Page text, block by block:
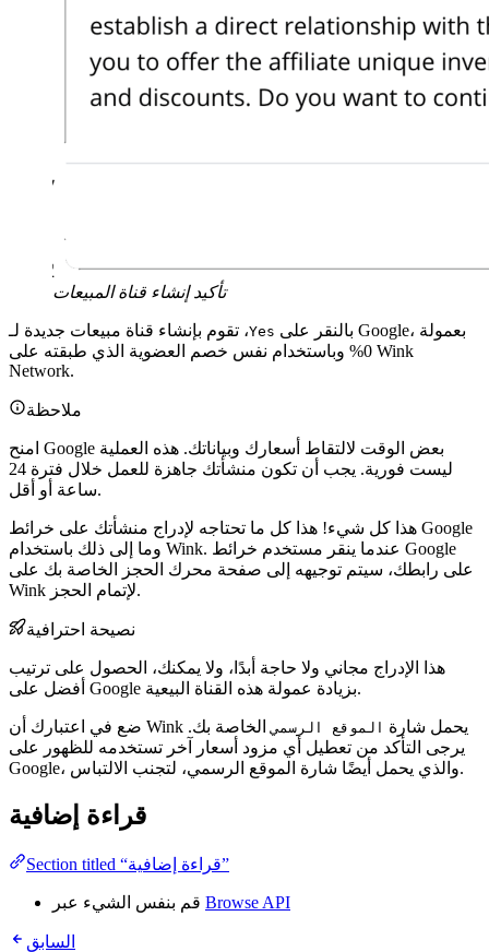
تأكيد إنشاء قناة المبيعات
بالنقر على Yes، تقوم بإنشاء قناة مبيعات جديدة لـ Google، بعمولة
0% وباستخدام نفس خصم العضوية الذي طبقته على Wink
Network.
ملاحظة
امنح Google بعض الوقت لالتقاط أسعارك وبياناتك. هذه العملية
ليست فورية. يجب أن تكون منشأتك جاهزة للعمل خلال فترة 24
ساعة أو أقل.
هذا كل شيء! هذا كل ما تحتاجه لإدراج منشأتك على خرائط Google
وما إلى ذلك باستخدام Wink. عندما ينقر مستخدم خرائط Google
على رابطك، سيتم توجيهه إلى صفحة محرك الحجز الخاصة بك على
Wink لإتمام الحجز.
نصيحة احترافية
هذا الإدراج مجاني ولا حاجة أبدًا، ولا يمكنك، الحصول على ترتيب
أفضل على Google بزيادة عمولة هذه القناة البيعية.
ضع في اعتبارك أن Wink يحمل شارة الموقع الرسميالخاصة بك.
يرجى التأكد من تعطيل أي مزود أسعار آخر تستخدمه للظهور على
Google، والذي يحمل أيضًا شارة الموقع الرسمي، لتجنب الالتباس.
قراءة إضافية
Section titled “قراءة إضافية”
Browse API
السابق